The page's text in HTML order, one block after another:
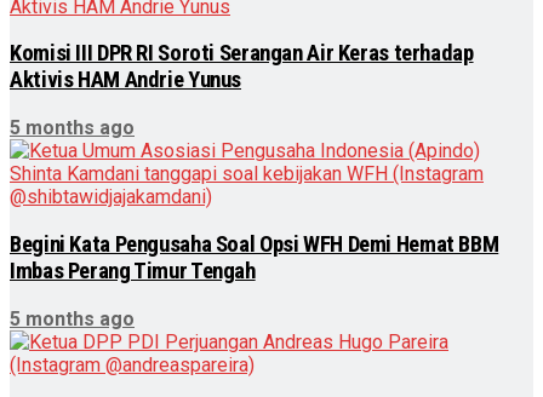
Komisi III DPR RI Soroti Serangan Air Keras terhadap
Aktivis HAM Andrie Yunus
5 months ago
Begini Kata Pengusaha Soal Opsi WFH Demi Hemat BBM
Imbas Perang Timur Tengah
5 months ago